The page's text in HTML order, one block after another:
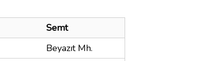
Semt
Beyazıt Mh.